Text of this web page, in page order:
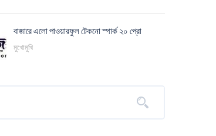
বাজারে এলো পাওয়ারফুল টেকনো স্পার্ক ২০ প্রো
মুখোমুখি